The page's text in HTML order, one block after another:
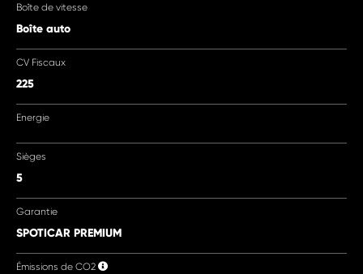
Boîte de vitesse
Boîte auto
CV Fiscaux
225
Energie
Sièges
5
Garantie
SPOTICAR PREMIUM
Émissions de CO2